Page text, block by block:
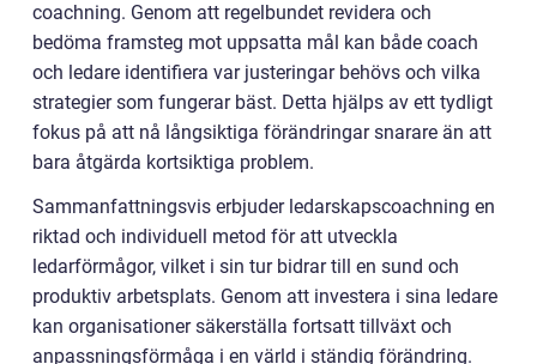
coachning. Genom att regelbundet revidera och
bedöma framsteg mot uppsatta mål kan både coach
och ledare identifiera var justeringar behövs och vilka
strategier som fungerar bäst. Detta hjälps av ett tydligt
fokus på att nå långsiktiga förändringar snarare än att
bara åtgärda kortsiktiga problem.
Sammanfattningsvis erbjuder ledarskapscoachning en
riktad och individuell metod för att utveckla
ledarförmågor, vilket i sin tur bidrar till en sund och
produktiv arbetsplats. Genom att investera i sina ledare
kan organisationer säkerställa fortsatt tillväxt och
anpassningsförmåga i en värld i ständig förändring.